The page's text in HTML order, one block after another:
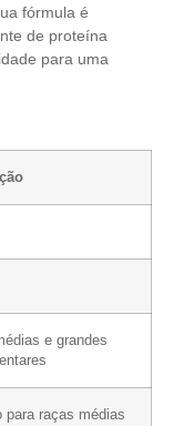
fórmula é
de proteína
para uma
e grandes
para raças médias